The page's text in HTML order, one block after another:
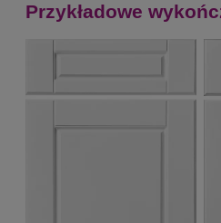
Przykładowe